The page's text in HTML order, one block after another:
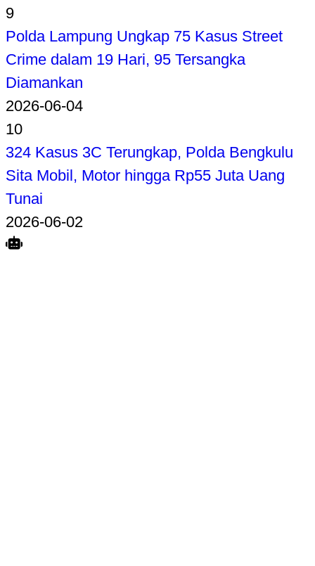
9
Polda Lampung Ungkap 75 Kasus Street
Crime dalam 19 Hari, 95 Tersangka
Diamankan
2026-06-04
10
324 Kasus 3C Terungkap, Polda Bengkulu
Sita Mobil, Motor hingga Rp55 Juta Uang
Tunai
2026-06-02